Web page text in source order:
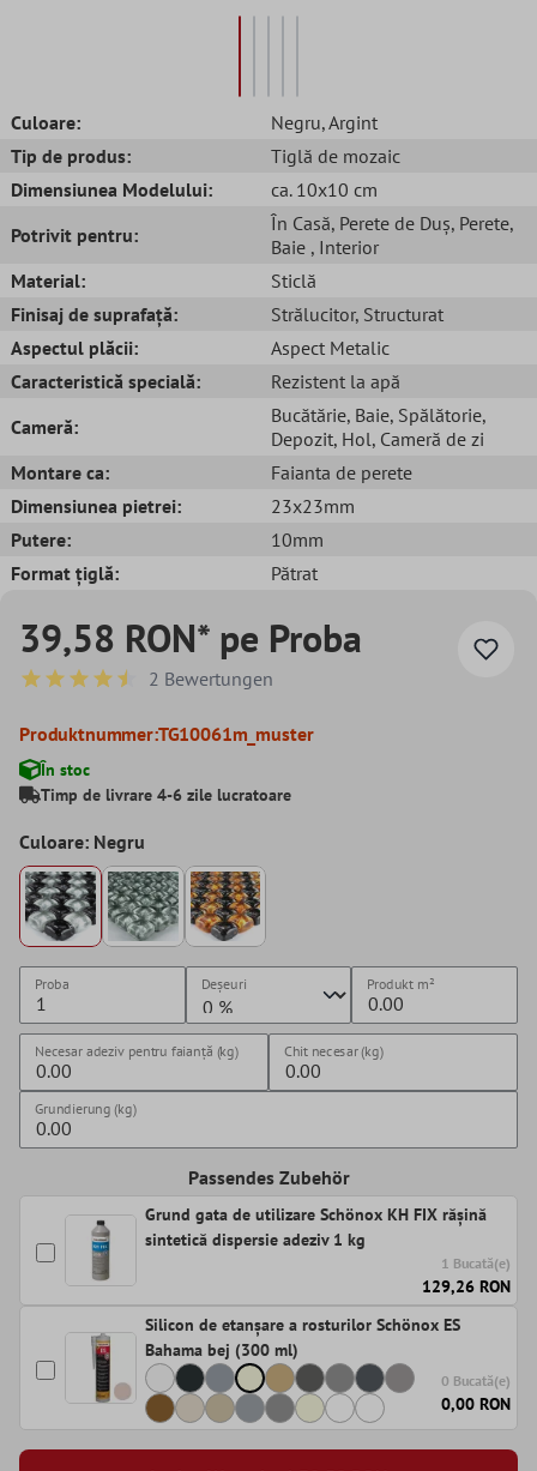
Culoare: Negru, Argint
Tip de produs:
Tiglă de mozaic
Dimensiunea Modelului:
ca. 10x10 cm
Potrivit pentru:
În Casă, Perete de Duș, Perete,
Baie , Interior
Material:
Sticlă
Finisaj de suprafață:
Strălucitor, Structurat
Aspectul plăcii:
Aspect Metalic
Caracteristică specială:
Rezistent la apă
Cameră:
Bucătărie, Baie, Spălătorie,
Depozit, Hol, Cameră de zi
Montare ca:
Faianta de perete
Dimensiunea pietrei:
23x23mm
Putere:
10mm
Format țiglă:
Pătrat
39,58 RON* pe Proba
Durchschnittliche Bewertung von 4.5 von 5 Sternen
2 Bewertungen
Produktnummer:TG10061m_muster
În stoc
Timp de livrare 4-6 zile lucratoare
Culoare: Negru
Proba Deșeuri Produkt m²
Necesar adeziv pentru faianță (kg) Chit necesar (kg)
Grundierung (kg)
Passendes Zubehör
Grund gata de utilizare Schönox KH FIX rășină
sintetică dispersie adeziv 1 kg
1 Bucată(e)
129,26 RON
Silicon de etanșare a rosturilor Schönox ES
Bahama bej (300 ml)
0 Bucată(e)
0,00 RON